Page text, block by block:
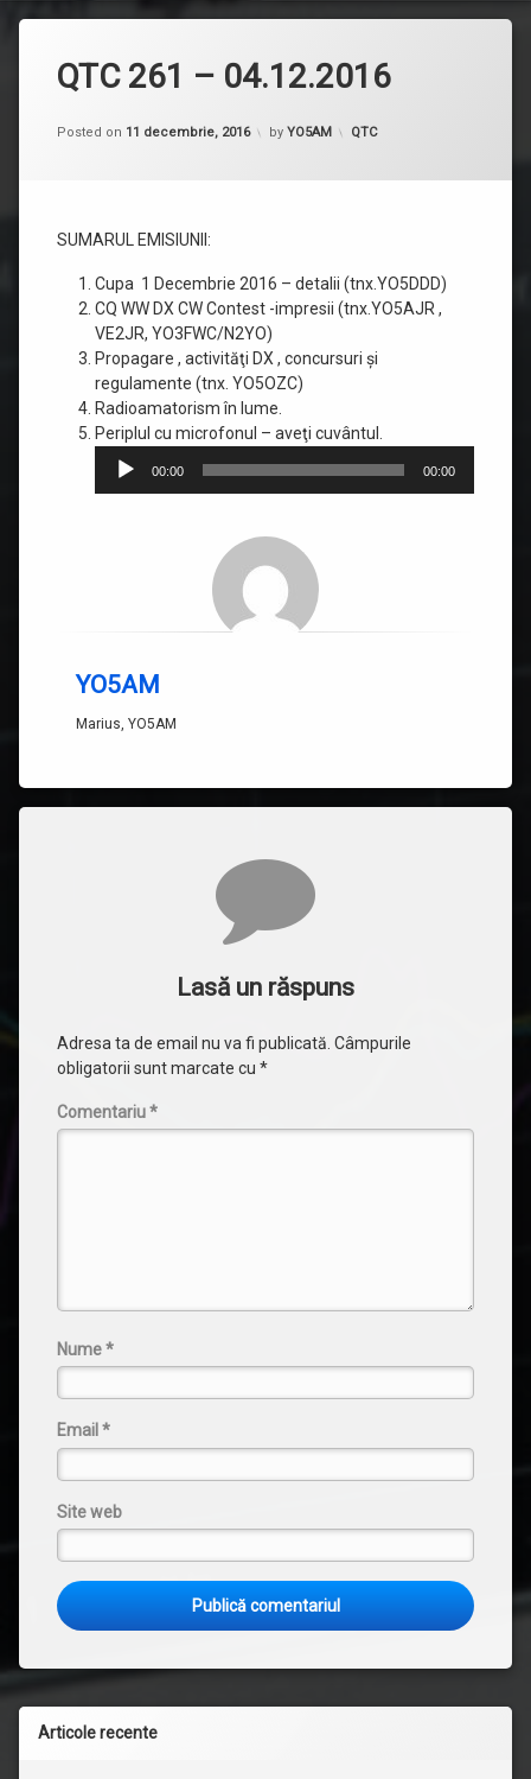
QTC 261 – 04.12.2016
Posted on 11 decembrie, 2016 by YO5AM Categorii:
QTC
SUMARUL EMISIUNII:
Cupa 1 Decembrie 2016 – detalii (tnx.YO5DDD)
CQ WW DX CW Contest -impresii (tnx.YO5AJR ,
VE2JR, YO3FWC/N2YO)
Propagare , activităţi DX , concursuri şi
regulamente (tnx. YO5OZC)
Radioamatorism în lume.
Periplul cu microfonul – aveţi cuvântul.
00:00 00:00
YO5AM
Marius, YO5AM
Lasă un răspuns
Adresa ta de email nu va fi publicată. Câmpurile
obligatorii sunt marcate cu *
Comentariu*
Nume*
Email *
Site web
Articole recente